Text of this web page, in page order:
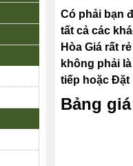
Có phải bạn
tất cả các
Hòa Giá rất
không phải
tiếp hoặc Đặt
Bảng